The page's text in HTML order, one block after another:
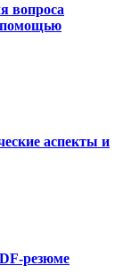
вопроса
помощью
аспекты и
резюме